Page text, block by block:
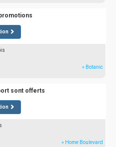
» Botanic
sont offerts
» Home Boulevard